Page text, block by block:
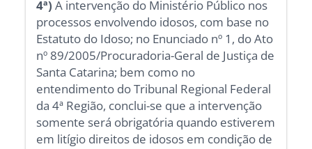
4ª) A intervenção do Ministério Público nos
processos envolvendo idosos, com base no
Estatuto do Idoso; no Enunciado nº 1, do Ato
nº 89/2005/Procuradoria-Geral de Justiça de
Santa Catarina; bem como no
entendimento do Tribunal Regional Federal
da 4ª Região, conclui-se que a intervenção
somente será obrigatória quando estiverem
em litígio direitos de idosos em condição de